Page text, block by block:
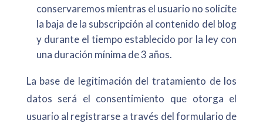
conservaremos mientras el usuario no solicite
la baja de la subscripción al contenido del blog
y durante el tiempo establecido por la ley con
una duración mínima de 3 años.
La base de legitimación del tratamiento de los
datos será el consentimiento que otorga el
usuario al registrarse a través del formulario de